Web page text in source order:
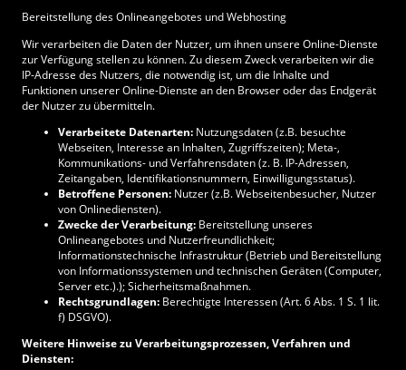
Bereitstellung des Onlineangebotes und Webhosting
Wir verarbeiten die Daten der Nutzer, um ihnen unsere Online-Dienste
zur Verfügung stellen zu können. Zu diesem Zweck verarbeiten wir die
IP-Adresse des Nutzers, die notwendig ist, um die Inhalte und
Funktionen unserer Online-Dienste an den Browser oder das Endgerät
der Nutzer zu übermitteln.
Verarbeitete Datenarten: Nutzungsdaten (z.B. besuchte
Webseiten, Interesse an Inhalten, Zugriffszeiten); Meta-,
Kommunikations- und Verfahrensdaten (z. B. IP-Adressen,
Zeitangaben, Identifikationsnummern, Einwilligungsstatus).
Betroffene Personen: Nutzer (z.B. Webseitenbesucher, Nutzer
von Onlinediensten).
Zwecke der Verarbeitung: Bereitstellung unseres
Onlineangebotes und Nutzerfreundlichkeit;
Informationstechnische Infrastruktur (Betrieb und Bereitstellung
von Informationssystemen und technischen Geräten (Computer,
Server etc.).); Sicherheitsmaßnahmen.
Rechtsgrundlagen: Berechtigte Interessen (Art. 6 Abs. 1 S. 1 lit.
f) DSGVO).
Weitere Hinweise zu Verarbeitungsprozessen, Verfahren und
Diensten: